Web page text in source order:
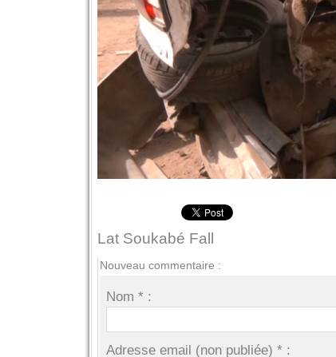
Lat Soukabé Fall
Nouveau commentaire :
Nom * :
Adresse email (non publiée) * :